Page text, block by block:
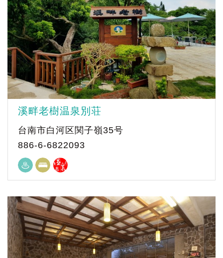
溪畔老樹温泉別荘
台南市白河区関子嶺35号
886-6-6822093